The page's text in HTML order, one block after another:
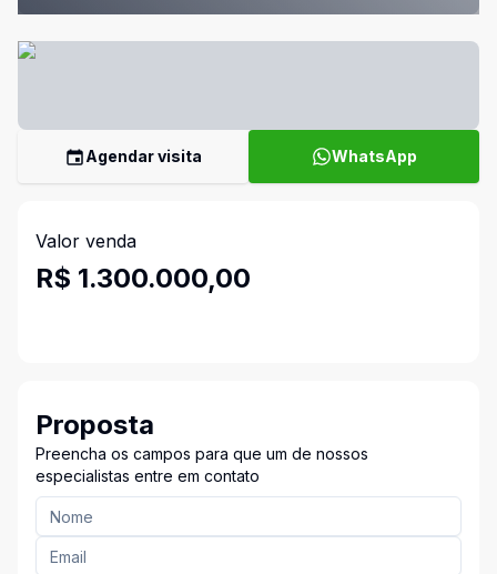
Agendar visita WhatsApp
Valor venda
R$ 1.300.000,00
Proposta
Preencha os campos para que um de nossos
especialistas entre em contato